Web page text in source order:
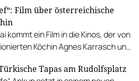
Film über österreichische
kommt ein Film in die Kinos, der von
Köchin Agnes Karrasch und
Tapas am Rudolfsplatz